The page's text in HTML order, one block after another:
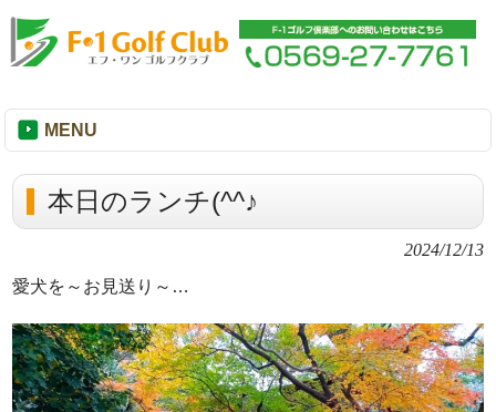
MENU
本日のランチ(^^♪
2024/12/13
愛犬を～お見送り～…